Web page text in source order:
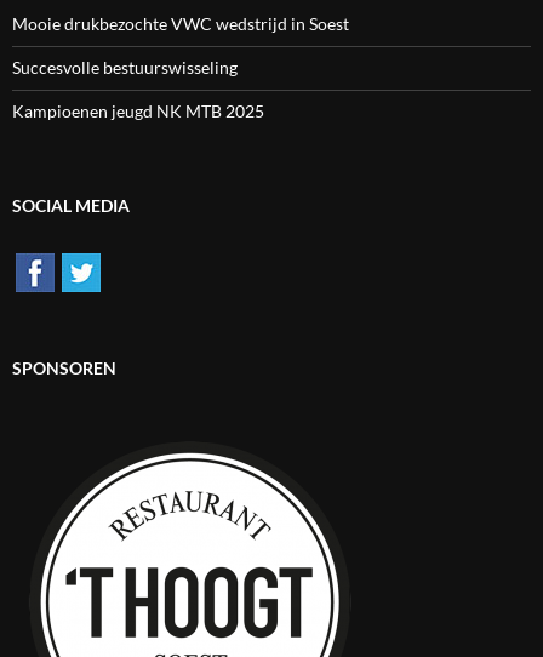
Mooie drukbezochte VWC wedstrijd in Soest
Succesvolle bestuurswisseling
Kampioenen jeugd NK MTB 2025
SOCIAL MEDIA
SPONSOREN